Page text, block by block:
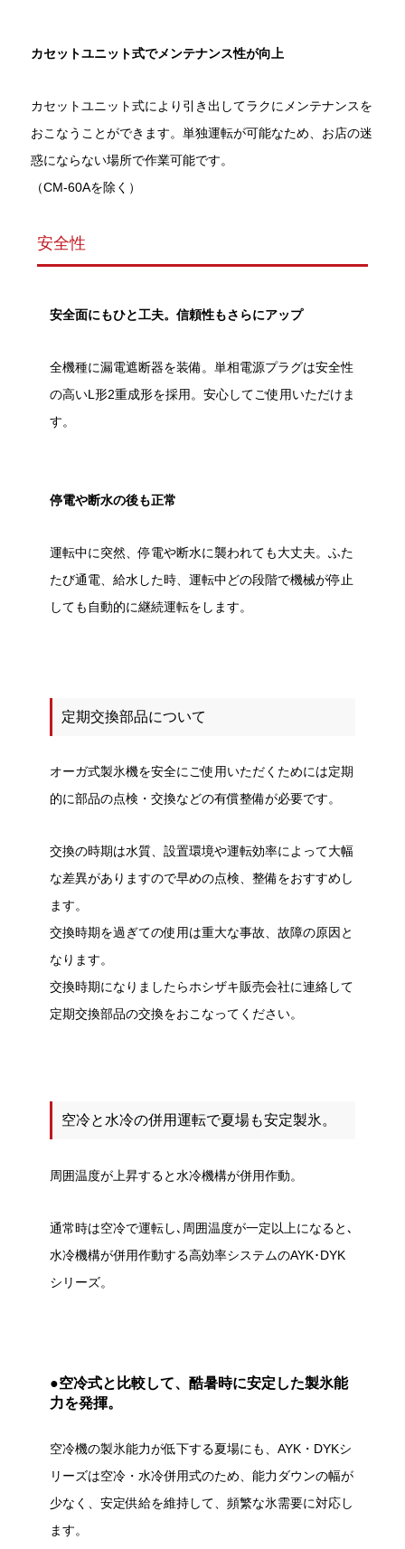
カセットユニット式でメンテナンス性が向上
カセットユニット式により引き出してラクにメンテナンスを
おこなうことができます。単独運転が可能なため、お店の迷
惑にならない場所で作業可能です。
（CM-60Aを除く）
安全性
安全面にもひと工夫。信頼性もさらにアップ
全機種に漏電遮断器を装備。単相電源プラグは安全性
の高いL形2重成形を採用。安心してご使用いただけま
す。
停電や断水の後も正常
運転中に突然、停電や断水に襲われても大丈夫。ふた
たび通電、給水した時、運転中どの段階で機械が停止
しても自動的に継続運転をします。
定期交換部品について
オーガ式製氷機を安全にご使用いただくためには定期
的に部品の点検・交換などの有償整備が必要です。
交換の時期は水質、設置環境や運転効率によって大幅
な差異がありますので早めの点検、整備をおすすめし
ます。
交換時期を過ぎての使用は重大な事故、故障の原因と
なります。
交換時期になりましたらホシザキ販売会社に連絡して
定期交換部品の交換をおこなってください。
空冷と水冷の併用運転で夏場も安定製氷。
周囲温度が上昇すると水冷機構が併用作動。
通常時は空冷で運転し､周囲温度が一定以上になると､
水冷機構が併用作動する高効率システムのAYK･DYK
シリーズ。
●空冷式と比較して、酷暑時に安定した製氷能
力を発揮。
空冷機の製氷能力が低下する夏場にも、AYK・DYKシ
リーズは空冷・水冷併用式のため、能力ダウンの幅が
少なく、安定供給を維持して、頻繁な氷需要に対応し
ます。